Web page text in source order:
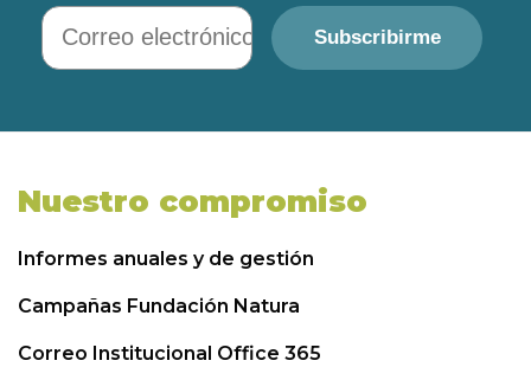
Correo electrónico
Subscribirme
Nuestro compromiso
Informes anuales y de gestión
Campañas Fundación Natura
Correo Institucional Office 365